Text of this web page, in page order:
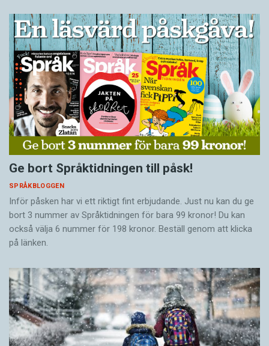
Ge bort Språktidningen till påsk!
SPRÅKBLOGGEN
Inför påsken har vi ett riktigt fint erbjudande. Just nu kan du ge
bort 3 nummer av Språktidningen för bara 99 kronor! Du kan
också välja 6 nummer för 198 kronor. Beställ genom att klicka
på länken.